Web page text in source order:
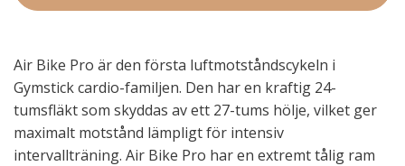
Air Bike Pro är den första luftmotståndscykeln i
Gymstick cardio-familjen. Den har en kraftig 24-
tumsfläkt som skyddas av ett 27-tums hölje, vilket ger
maximalt motstånd lämpligt för intensiv
intervallträning. Air Bike Pro har en extremt tålig ram